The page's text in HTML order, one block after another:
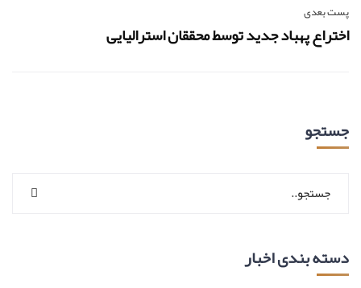
پست بعدی
اختراع پهباد جدید توسط محققان استرالیایی
جستجو
دسته بندی اخبار